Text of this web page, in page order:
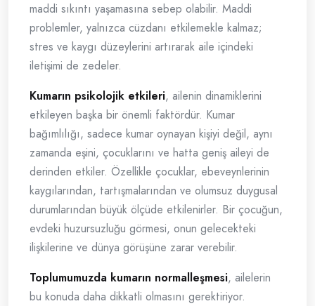
maddi sıkıntı yaşamasına sebep olabilir. Maddi
problemler, yalnızca cüzdanı etkilemekle kalmaz;
stres ve kaygı düzeylerini artırarak aile içindeki
iletişimi de zedeler.
Kumarın psikolojik etkileri, ailenin dinamiklerini
etkileyen başka bir önemli faktördür. Kumar
bağımlılığı, sadece kumar oynayan kişiyi değil, aynı
zamanda eşini, çocuklarını ve hatta geniş aileyi de
derinden etkiler. Özellikle çocuklar, ebeveynlerinin
kaygılarından, tartışmalarından ve olumsuz duygusal
durumlarından büyük ölçüde etkilenirler. Bir çocuğun,
evdeki huzursuzluğu görmesi, onun gelecekteki
ilişkilerine ve dünya görüşüne zarar verebilir.
Toplumumuzda kumarın normalleşmesi, ailelerin
bu konuda daha dikkatli olmasını gerektiriyor.